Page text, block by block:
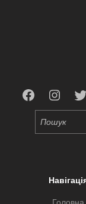
Головна